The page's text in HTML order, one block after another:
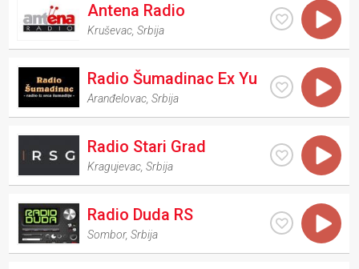
Antena Radio
Kruševac ,Srbija
Radio Šumadinac Ex Yu
Aranđelovac ,Srbija
Radio Stari Grad
Kragujevac ,Srbija
Radio Duda RS
Sombor,Srbija